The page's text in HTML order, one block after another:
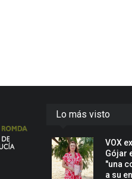
Lo más visto
VOX
Gójar
"una
a su